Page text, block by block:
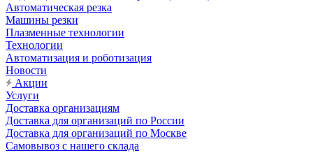
Автоматическая резка
Машины резки
Плазменные технологии
Технологии
Автоматизация и роботизация
Новости
Акции
Услуги
Доставка организациям
Доставка для организаций по России
Доставка для организаций по Москве
Самовывоз с нашего склада